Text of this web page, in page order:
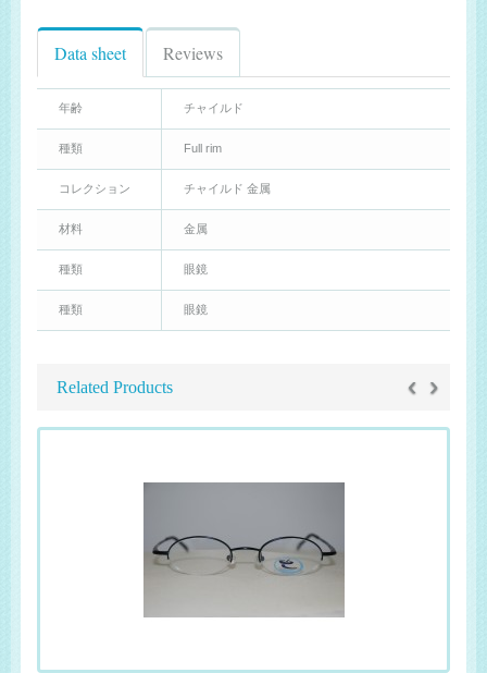
Data sheet Reviews
年齢 チャイルド
種類 Full rim
コレクション チャイルド 金属
材料 金属
種類 眼鏡
種類 眼鏡
Related Products ‹ ›